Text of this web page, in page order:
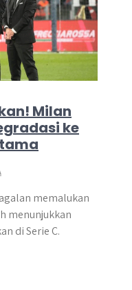
Milan
ke
memalukan
menunjukkan
di Serie C.